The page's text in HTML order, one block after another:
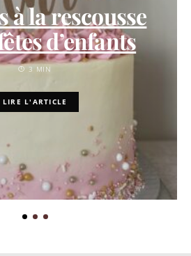
à la rescousse
d’enfants
3 MIN
LIRE L'ARTICLE